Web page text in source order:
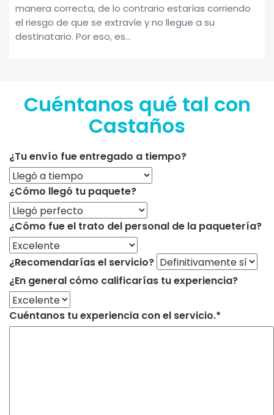
manera correcta, de lo contrario estarías corriendo
el riesgo de que se extravíe y no llegue a su
destinatario. Por eso, es...
Cuéntanos qué tal con
Castaños
¿Tu envío fue entregado a tiempo?
¿Cómo llegó tu paquete?
¿Cómo fue el trato del personal de la paquetería?
¿Recomendarías el servicio?
¿En general cómo calificarías tu experiencia?
Cuéntanos tu experiencia con el servicio.*